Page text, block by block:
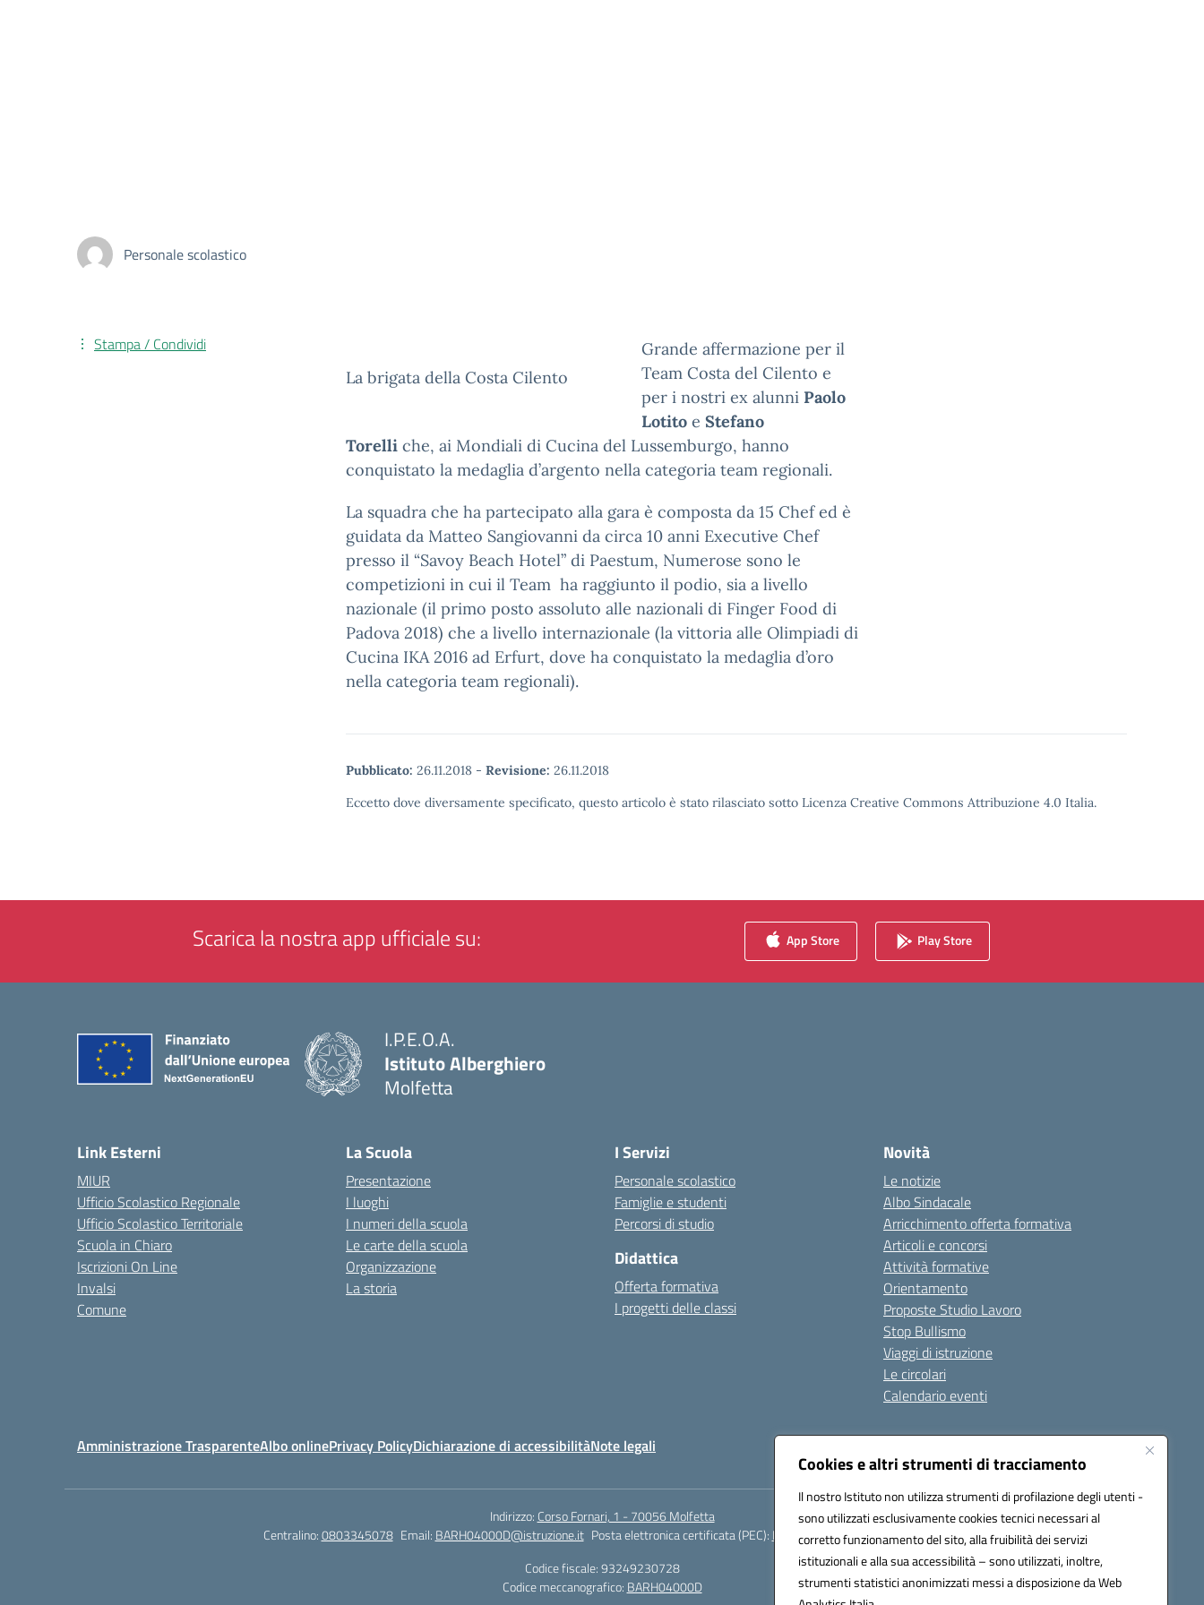
Cookies e altri strumenti di tracciamento
Il nostro Istituto non utilizza strumenti di profilazione degli utenti -
sono utilizzati esclusivamente cookies tecnici necessari al
corretto funzionamento del sito, alla fruibilità dei servizi
istituzionali e alla sua accessibilità – sono utilizzati, inoltre,
strumenti statistici anonimizzati messi a disposizione da Web
Personale scolastico
La brigata della Costa Cilento
Grande affermazione per il
Team Costa del Cilento e
per i nostri ex alunni Paolo
Lotito e Stefano
Torelli che, ai Mondiali di Cucina del Lussemburgo, hanno
conquistato la medaglia d’argento nella categoria team regionali.
La squadra che ha partecipato alla gara è composta da 15 Chef ed è
guidata da Matteo Sangiovanni da circa 10 anni Executive Chef
presso il “Savoy Beach Hotel” di Paestum, Numerose sono le
competizioni in cui il Team ha raggiunto il podio, sia a livello
nazionale (il primo posto assoluto alle nazionali di Finger Food di
Padova 2018) che a livello internazionale (la vittoria alle Olimpiadi di
Cucina IKA 2016 ad Erfurt, dove ha conquistato la medaglia d’oro
nella categoria team regionali).
Pubblicato: 26.11.2018 - Revisione: 26.11.2018
Eccetto dove diversamente specificato, questo articolo è stato rilasciato sotto Licenza Creative Commons Attribuzione 4.0 Italia.
Stampa / Condividi
Scarica la nostra app ufficiale su: App Store Play Store
I.P.E.O.A.
Istituto Alberghiero
Molfetta
Link Esterni
MIUR
Ufficio Scolastico Regionale
Ufficio Scolastico Territoriale
Scuola in Chiaro
Iscrizioni On Line
Invalsi
Comune
La Scuola
Presentazione
I luoghi
I numeri della scuola
Le carte della scuola
Organizzazione
La storia
I Servizi
Personale scolastico
Famiglie e studenti
Percorsi di studio
Didattica
Offerta formativa
I progetti delle classi
Novità
Le notizie
Albo Sindacale
Arricchimento offerta formativa
Articoli e concorsi
Attività formative
Orientamento
Proposte Studio Lavoro
Stop Bullismo
Viaggi di istruzione
Le circolari
Calendario eventi
Amministrazione TrasparenteAlbo onlinePrivacy PolicyDichiarazione di accessibilitàNote legali Seguici su:
Indirizzo: Corso Fornari, 1 - 70056 Molfetta
Centralino:0803345078 Email: BARH04000D@istruzione.it Posta elettronica certificata (PEC): BARH04000D@pec.istruzione.it
Codice fiscale: 93249230728
Codice meccanografico: BARH04000D